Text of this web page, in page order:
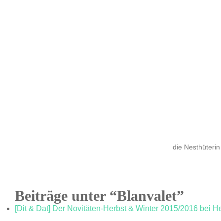
die Nesthüterin
Beiträge unter “Blanvalet”
[Dit & Dat] Der Novitäten-Herbst & Winter 2015/2016 bei